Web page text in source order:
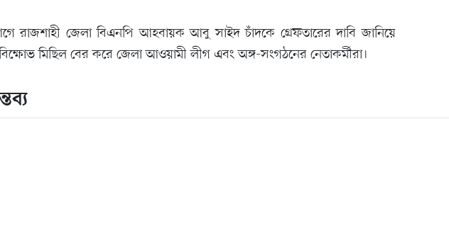
রাজশাহী জেলা বিএনপি আহবায়ক আবু সাইদ চাঁদকে গ্রেফতারের দাবি জানিয়ে
মিছিল বের করে জেলা আওয়ামী লীগ এবং অঙ্গ-সংগঠনের নেতাকর্মীরা।